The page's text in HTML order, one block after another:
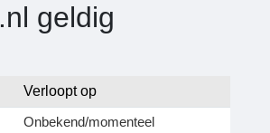
geldig
Verloopt op
Onbekend/momenteel